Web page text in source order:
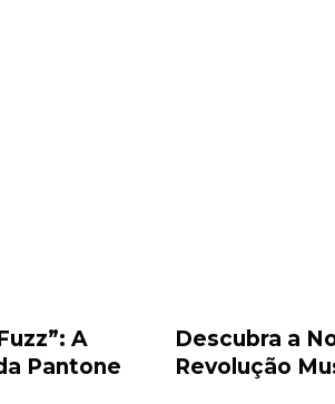
A
Pantone
Descubra a
Revolução